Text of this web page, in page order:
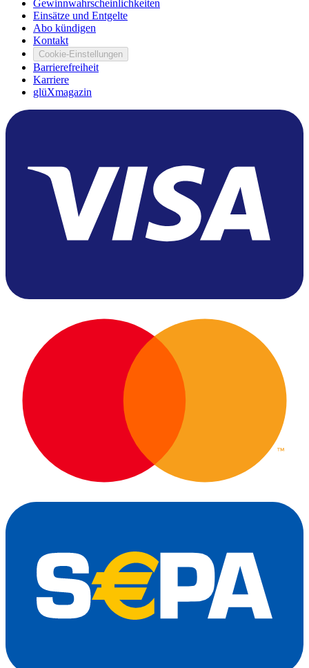
Gewinnwahrscheinlichkeiten
Einsätze und Entgelte
Abo kündigen
Kontakt
Cookie-Einstellungen
Barrierefreiheit
Karriere
glüXmagazin